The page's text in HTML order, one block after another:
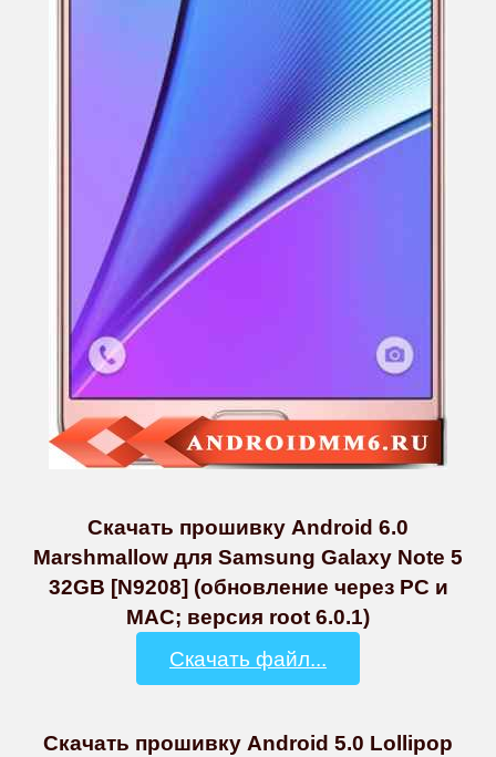
Скачать прошивку Android 6.0
Marshmallow для Samsung Galaxy Note 5
32GB [N9208] (обновление через PC и
MAC; версия root 6.0.1)
Скачать файл...
Скачать прошивку Android 5.0 Lollipop